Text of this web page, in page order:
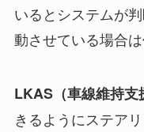
いるとシステムが
動させている場合は
LKAS（車線維持
きるようにステア